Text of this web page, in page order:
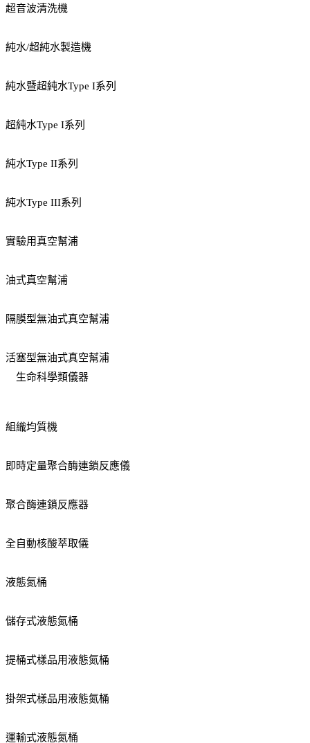
超音波清洗機
純水/超純水製造機
純水暨超純水Type I系列
超純水Type I系列
純水Type II系列
純水Type III系列
實驗用真空幫浦
油式真空幫浦
隔膜型無油式真空幫浦
活塞型無油式真空幫浦
生命科學類儀器
組織均質機
即時定量聚合酶連鎖反應儀
聚合酶連鎖反應器
全自動核酸萃取儀
液態氮桶
儲存式液態氮桶
提桶式樣品用液態氮桶
掛架式樣品用液態氮桶
運輸式液態氮桶